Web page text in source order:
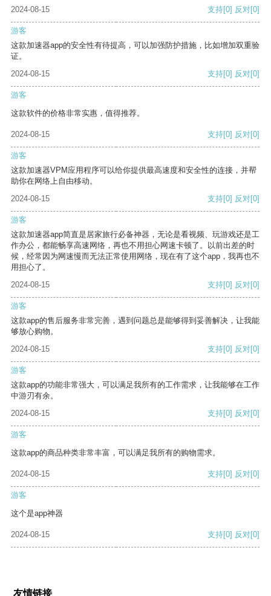
2024-08-15 支持[0] 反对[0]
游客
这款加速器app的安全性有待提高，可以加强防护措施，比如增加双重验
证。
2024-08-15
支持[0] 反对[0]
游客
这款软件的价格非常实惠，值得推荐。
2024-08-15 支持[0] 反对[0]
游客
这款加速器VPM应用程序可以给你提供最高速度和安全性的连接，并帮
助你在网络上自由移动。
2024-08-15
支持[0] 反对[0]
游客
这款加速器app简直是居家旅行必备神器，无论是看视频、玩游戏还是工
作办公，都能畅享高速网络，再也不用担心网速卡顿了。以前出差的时
候，经常因为网速慢而无法正常使用网络，现在有了这个app，我再也不
用担心了。
2024-08-15
支持[0] 反对[0]
游客
这款app的售后服务非常完善，遇到问题总是能够得到妥善解决，让我能
够放心购物。
2024-08-15
支持[0] 反对[0]
游客
这款app的功能非常强大，可以满足我所有的工作需求，让我能够在工作
中游刃有余。
2024-08-15
支持[0] 反对[0]
游客
这款app的商品种类非常丰富，可以满足我所有的购物需求。
2024-08-15 支持[0] 反对[0]
游客
这个是app神器
2024-08-15 支持[0] 反对[0]
友情链接